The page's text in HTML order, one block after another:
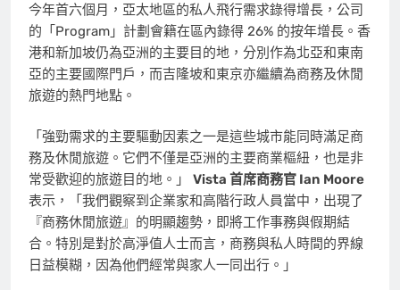
今年首六個月，亞太地區的私人飛行需求錄得增長，公司
的「Program」計劃會籍在區內錄得 26% 的按年增長。香
港和新加坡仍為亞洲的主要目的地，分別作為北亞和東南
亞的主要國際門戶，而吉隆坡和東京亦繼續為商務及休閒
旅遊的熱門地點。
「強勁需求的主要驅動因素之一是這些城市能同時滿足商
務及休閒旅遊。它們不僅是亞洲的主要商業樞紐，也是非
常受歡迎的旅遊目的地。」 Vista 首席商務官 Ian Moore
表示，「我們觀察到企業家和高階行政人員當中，出現了
『商務休閒旅遊』的明顯趨勢，即將工作事務與假期結
合。特別是對於高淨值人士而言，商務與私人時間的界線
日益模糊，因為他們經常與家人一同出行。」